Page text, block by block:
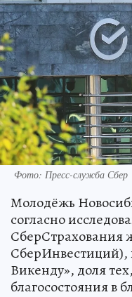
Фото: Пресс-служба Сбер
Молодёжь
согласно
СберСтрахования
СберИнвестиций),
Викенду», доля
благосостояния в